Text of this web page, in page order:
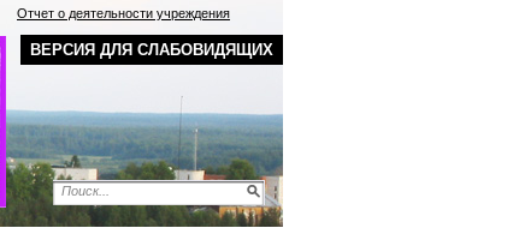
ВЕРСИЯ ДЛЯ СЛАБОВИДЯЩИХ
Отчет о деятельности учреждения